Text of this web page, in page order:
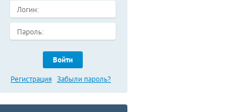
Имеются в наличии запасные части для
дорожно-строительной техники
Войти
Регистрация Забыли пароль?